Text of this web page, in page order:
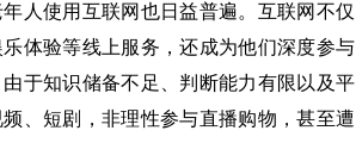
人使用互联网也日益普遍。互联网不仅
体验等线上服务，还成为他们深度参与
于知识储备不足、判断能力有限以及平
、短剧，非理性参与直播购物，甚至遭